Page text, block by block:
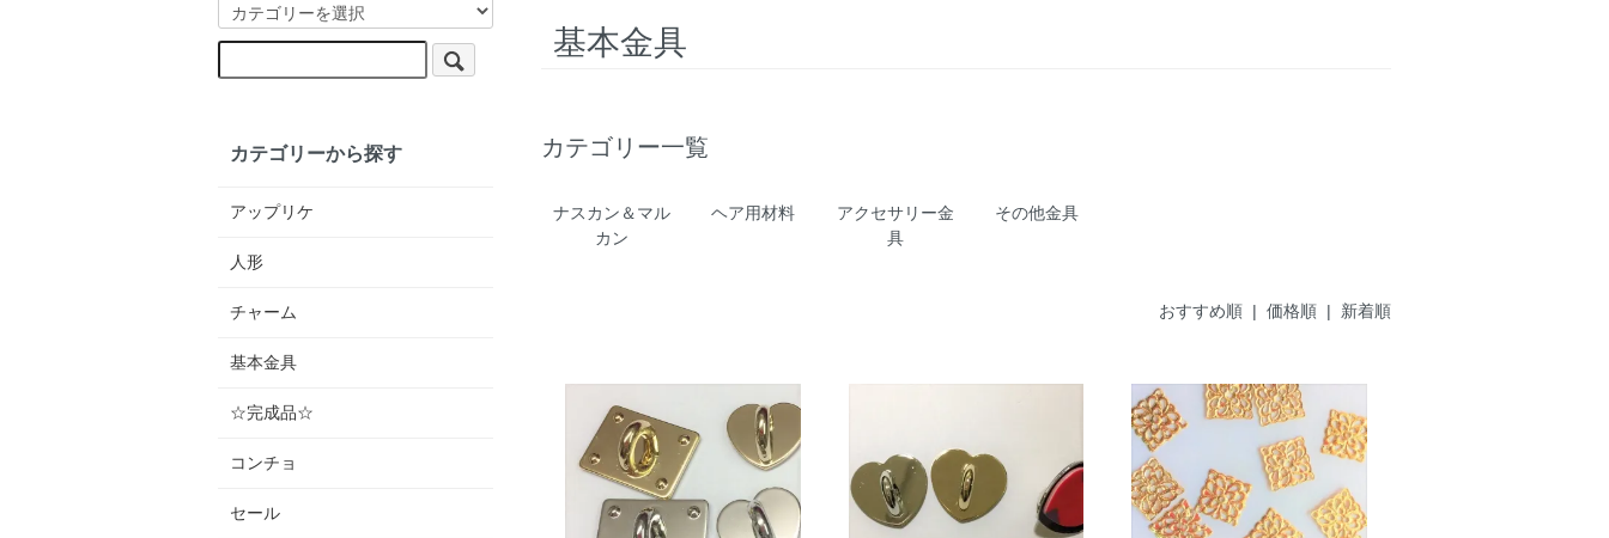
基本金具
カテゴリー一覧
ナスカン＆マル
カン
ヘア用材料
アクセサリー金
具
その他金具
おすすめ順 | 価格順 | 新着順
カテゴリーから探す
アップリケ
人形
チャーム
基本金具
☆完成品☆
コンチョ
セール